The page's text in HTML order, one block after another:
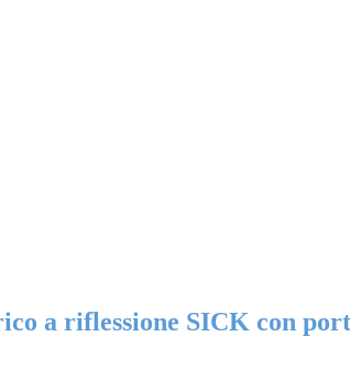
a riflessione SICK con